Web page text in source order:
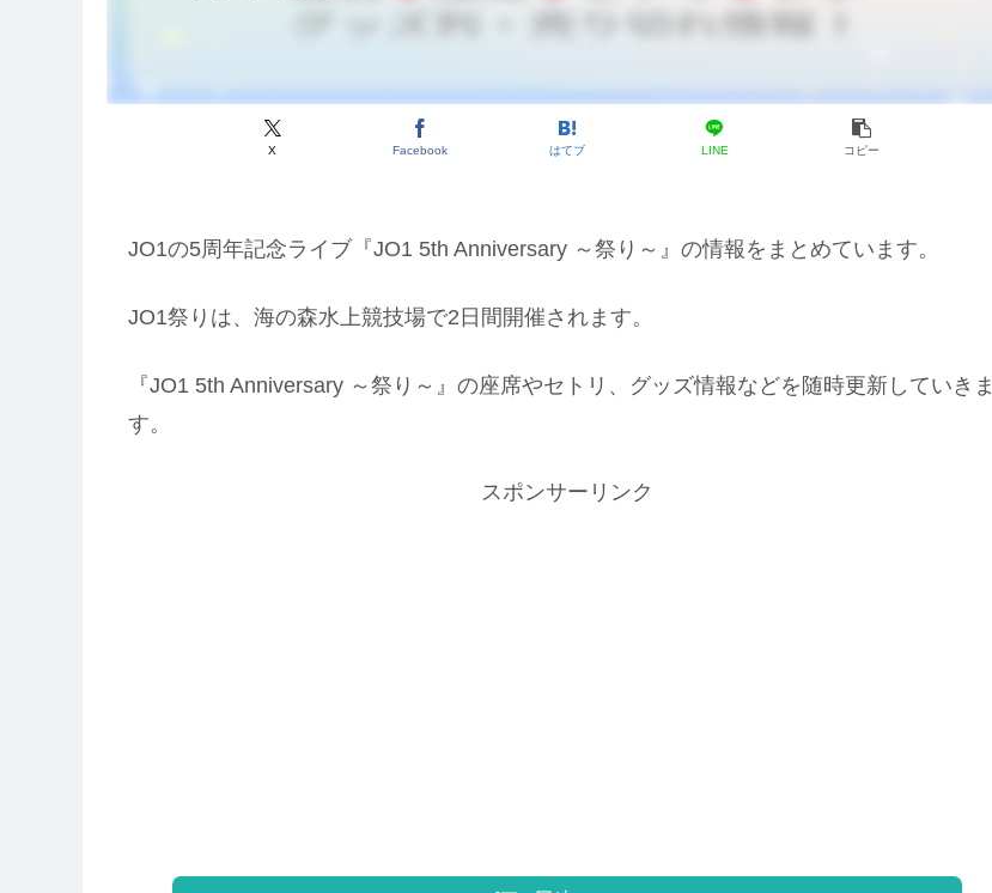
X Facebook はてブ LINE コピー
JO1の5周年記念ライブ『JO1 5th Anniversary ～祭り～』の情報をまとめています。
JO1祭りは、海の森水上競技場で2日間開催されます。
『JO1 5th Anniversary ～祭り～』の座席やセトリ、グッズ情報などを随時更新していきま
す。
スポンサーリンク